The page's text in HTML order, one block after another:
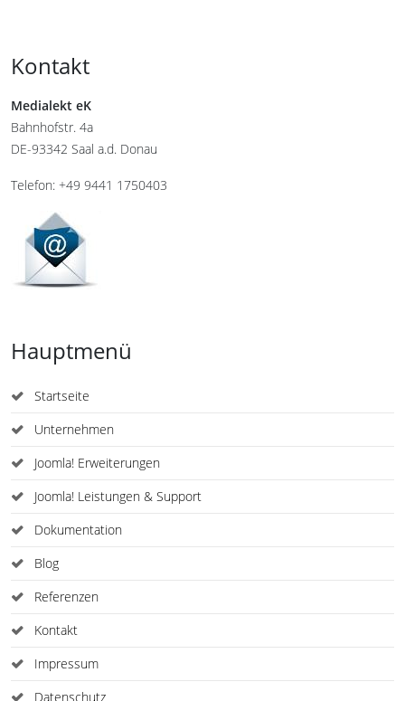
Kontakt
Medialekt eK
Bahnhofstr. 4a
DE-93342 Saal a.d. Donau
Telefon: +49 9441 1750403
Hauptmenü
Startseite
Unternehmen
Joomla! Erweiterungen
Joomla! Leistungen & Support
Dokumentation
Blog
Referenzen
Kontakt
Impressum
Datenschutz